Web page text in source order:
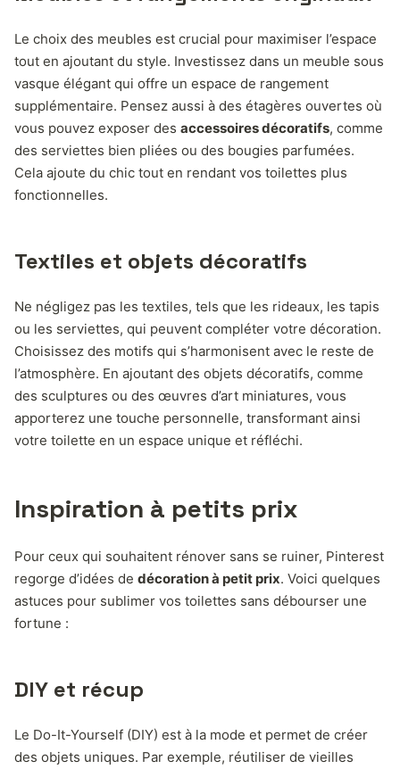
Le choix des meubles est crucial pour maximiser l’espace
tout en ajoutant du style. Investissez dans un meuble sous
vasque élégant qui offre un espace de rangement
supplémentaire. Pensez aussi à des étagères ouvertes où
vous pouvez exposer des accessoires décoratifs, comme
des serviettes bien pliées ou des bougies parfumées.
Cela ajoute du chic tout en rendant vos toilettes plus
fonctionnelles.
Textiles et objets décoratifs
Ne négligez pas les textiles, tels que les rideaux, les tapis
ou les serviettes, qui peuvent compléter votre décoration.
Choisissez des motifs qui s’harmonisent avec le reste de
l’atmosphère. En ajoutant des objets décoratifs, comme
des sculptures ou des œuvres d’art miniatures, vous
apporterez une touche personnelle, transformant ainsi
votre toilette en un espace unique et réfléchi.
Inspiration à petits prix
Pour ceux qui souhaitent rénover sans se ruiner, Pinterest
regorge d’idées de décoration à petit prix. Voici quelques
astuces pour sublimer vos toilettes sans débourser une
fortune :
DIY et récup
Le Do-It-Yourself (DIY) est à la mode et permet de créer
des objets uniques. Par exemple, réutiliser de vieilles